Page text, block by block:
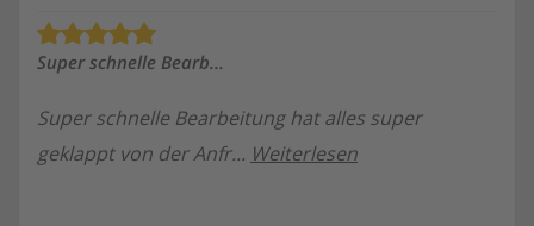
Super schnelle Bearb...
Super schnelle Bearbeitung hat alles super
geklappt von der Anfr... Weiterlesen